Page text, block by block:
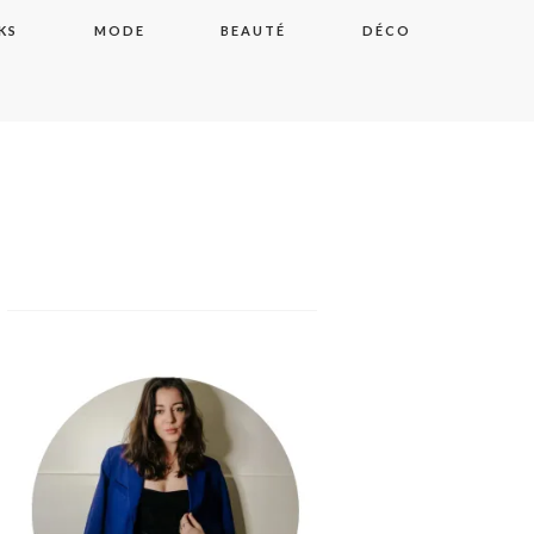
MODE BEAUTÉ DÉCO